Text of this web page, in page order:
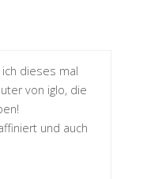
dieses mal
von iglo, die
und auch